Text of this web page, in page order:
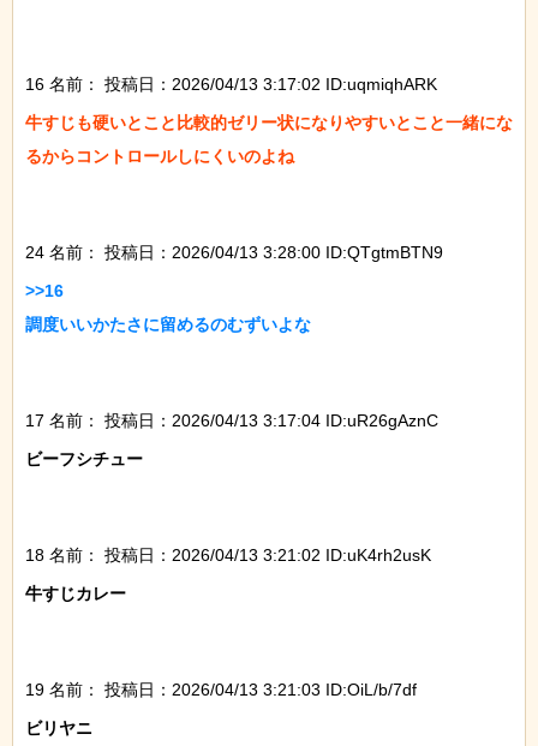
16 名前：
投稿日：2026/04/13 3:17:02 ID:uqmiqhARK
牛すじも硬いとこと比較的ゼリー状になりやすいとこと一緒にな
るからコントロールしにくいのよね
24 名前：
投稿日：2026/04/13 3:28:00 ID:QTgtmBTN9
>>16
調度いいかたさに留めるのむずいよな
17 名前：
投稿日：2026/04/13 3:17:04 ID:uR26gAznC
ビーフシチュー
18 名前：
投稿日：2026/04/13 3:21:02 ID:uK4rh2usK
牛すじカレー
19 名前：
投稿日：2026/04/13 3:21:03 ID:OiL/b/7df
ビリヤニ